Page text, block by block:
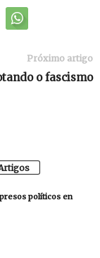
Próximo artigo
o fascismo
políticos en